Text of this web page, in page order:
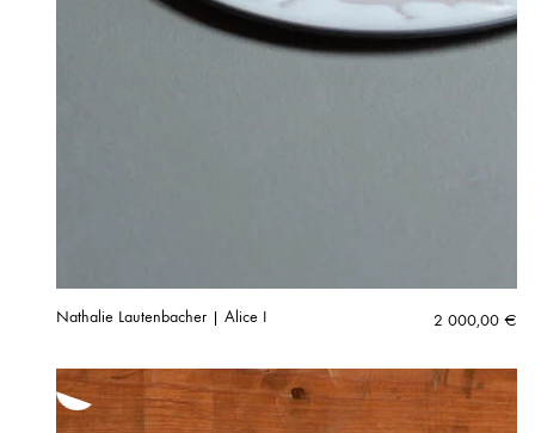
Nathalie Lautenbacher | Alice I 2 000,00 €